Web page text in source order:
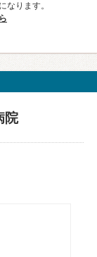
なります。
院